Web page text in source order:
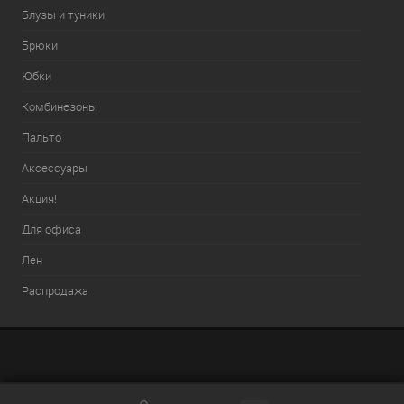
Блузы и туники
Брюки
Юбки
Комбинезоны
Пальто
Аксессуары
Акция!
Для офиса
Лен
Распродажа